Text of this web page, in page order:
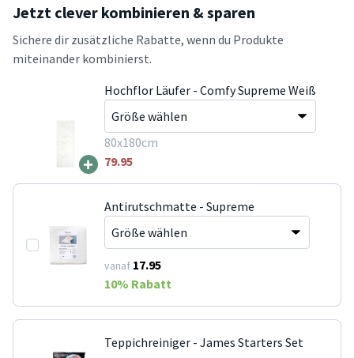
Jetzt clever kombinieren & sparen
Sichere dir zusätzliche Rabatte, wenn du Produkte
miteinander kombinierst.
+
Hochflor Läufer - Comfy Supreme Weiß
80x180cm
79.95
Antirutschmatte - Supreme
vanaf 17.95
10% Rabatt
Teppichreiniger - James Starters Set